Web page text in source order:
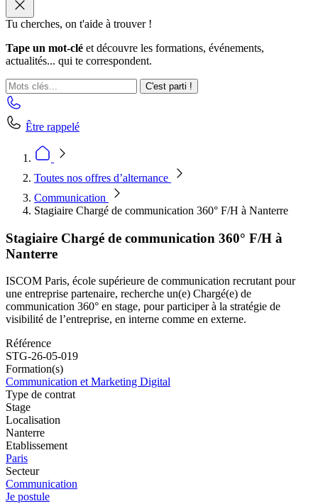
Tu cherches, on t'aide à trouver !
Tape un mot-clé et découvre les formations, événements,
actualités... qui te correspondent.
C'est parti !
Être rappelé
Toutes nos offres d’alternance
Communication
Stagiaire Chargé de communication 360° F/H à Nanterre
Stagiaire Chargé de communication 360° F/H à
Nanterre
ISCOM Paris, école supérieure de communication recrutant pour
une entreprise partenaire, recherche un(e) Chargé(e) de
communication 360° en stage, pour participer à la stratégie de
visibilité de l’entreprise, en interne comme en externe.
Référence
STG-26-05-019
Formation(s)
Communication et Marketing Digital
Type de contrat
Stage
Localisation
Nanterre
Etablissement
Paris
Secteur
Communication
Je postule